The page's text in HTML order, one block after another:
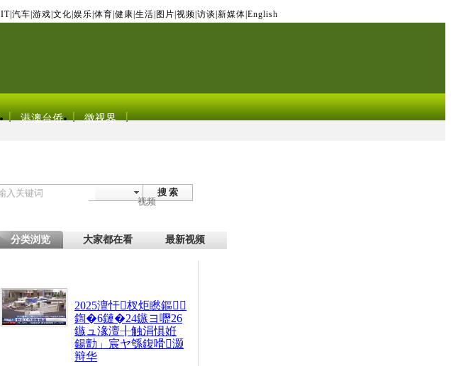
IT| 汽车 游戏 文化 娱乐 体育 健康 生活 图片 视频 访谈 新媒体 English
港澳台侨 微视界
搜 索
视频
分类浏览 大家都在看 最新视频
2025澶忓杈炬矁鏂
鍧�6鏈�24鏃ヨ嚦26
鏃ュ湪澶╂触涓惧姙
鍚勯」宸ヤ綔鍑嗗灏
辩华